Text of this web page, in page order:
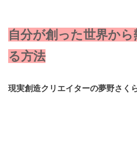
自分が創った世界か
る方法
現実創造クリエイターの夢野さく